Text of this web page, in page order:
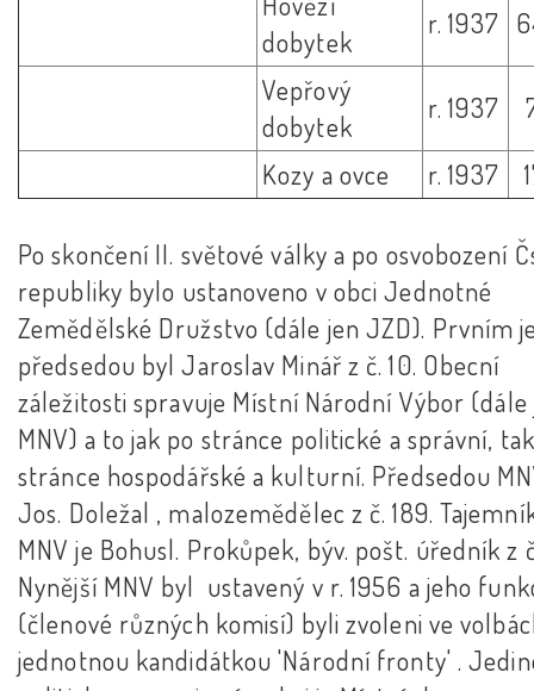
dobytek
r. 1937
Vepřový
dobytek
r. 1937
Kozy a ovce
r. 1937
Po skončení II. světové války a po osvobození
republiky bylo ustanoveno v obci Jednotné
Zemědělské Družstvo (dále jen JZD). Prvním
předsedou byl Jaroslav Minář z č. 10. Obecní
záležitosti spravuje Místní Národní Výbor (dále
MNV) a to jak po stránce politické a správní,
stránce hospodářské a kulturní. Předsedou
Jos. Doležal , malozemědělec z č. 189.
MNV je Bohusl. Prokůpek, býv. pošt. úředník z
Nynější MNV byl ustavený v r. 1956 a jeho
(členové různých komisí) byli zvoleni ve
jednotnou kandidátkou 'Národní fronty' .